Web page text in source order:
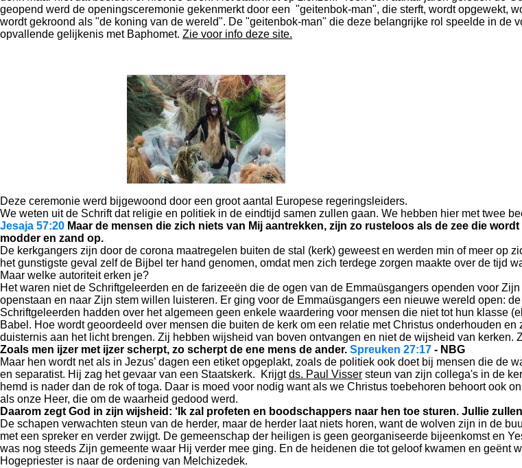
geopend werd de openingsceremonie gekenmerkt door een "geitenbok-man", die sterft, wordt opgewekt,
wordt gekroond als "de koning van de wereld". De "geitenbok-man" die deze belangrijke rol speelde in de
opvallende gelijkenis met Baphomet. Zie voor info deze site.
Deze ceremonie werd bijgewoond door een groot aantal Europese regeringsleiders.
We weten uit de Schrift dat religie en politiek in de eindtijd samen zullen gaan. We hebben hier met twee
Jesaja 57:20 Maar de mensen die zich niets van Mij aantrekken, zijn zo rusteloos als de zee die
modder en zand op.
De kerkgangers zijn door de corona maatregelen buiten de stal (kerk) geweest en werden min of meer
het gunstigste geval zelf de Bijbel ter hand genomen, omdat men zich terdege zorgen maakte over de tijd
Maar welke autoriteit erken je?
Het waren niet de Schriftgeleerden en de farizeeën die de ogen van de Emmaüsgangers openden voor
openstaan en naar Zijn stem willen luisteren. Er ging voor de Emmaüsgangers een nieuwe wereld open:
Schriftgeleerden hadden over het algemeen geen enkele waardering voor mensen die niet tot hun klasse
Babel. Hoe wordt geoordeeld over mensen die buiten de kerk om een relatie met Christus onderhouden
duisternis aan het licht brengen. Zij hebben wijsheid van boven ontvangen en niet de wijsheid van
Zoals men ijzer met ijzer scherpt, zo scherpt de ene mens de ander. Spreuken 27:17 - NBG
Maar hen wordt net als in Jezus’ dagen een etiket opgeplakt, zoals de politiek ook doet bij mensen die de
en separatist. Hij zag het gevaar van een Staatskerk. Krijgtds. Paul Visser steun van zijn collega's in de
hemd is nader dan de rok of toga. Daar is moed voor nodig want als we Christus toebehoren behoort ook
als onze Heer, die om de waarheid gedood werd.
Daarom zegt God in zijn wijsheid: ‘Ik zal profeten en boodschappers naar hen toe sturen. Jullie
De schapen verwachten steun van de herder, maar de herder laat niets horen, want de wolven zijn in de
met een spreker en verder zwijgt. De gemeenschap der heiligen is geen georganiseerde bijeenkomst en
was nog steeds Zijn gemeente waar Hij verder mee ging. En de heidenen die tot geloof kwamen en geënt
Hogepriester is naar de ordening van Melchizedek.